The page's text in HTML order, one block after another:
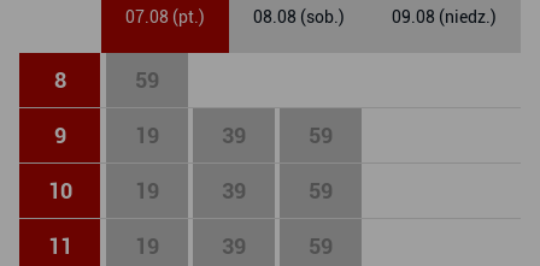
07.08 (pt.) 08.08 (sob.) 09.08 (niedz.)
8 59
9 19 39 59
10 19 39 59
11 19 39 59